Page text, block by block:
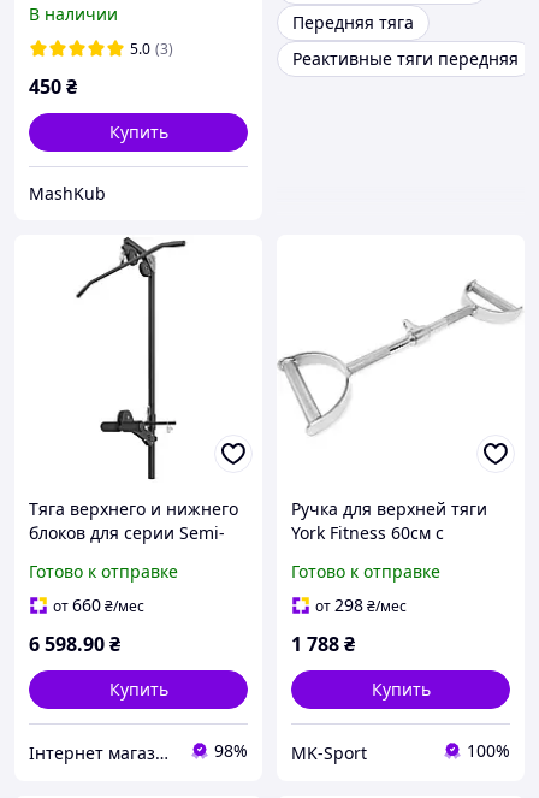
В наличии
5.0 (3)
450₴
Купить
MashKub
Передняя тяга
Реактивные тяги передняя
Тяга верхнего и нижнего
блоков для серии Semi-
2.0
Готово к отправке
от660₴/мес
6 598.90₴
Купить
Інтернет магазин СпортТочка 98%
Ручка для верхней тяги
York Fitness 60см с
прямая, хром
Готово к отправке
от298₴/мес
1 788₴
Купить
MK-Sport 100%